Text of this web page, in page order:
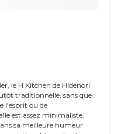
le H Kitchen de Hidenori
traditionnelle, sans que
l'esprit ou de
est assez minimaliste,
sa meilleure humeur